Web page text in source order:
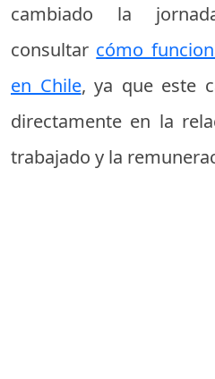
cambiado la
consultar cómo
en Chile, ya que este
directamente en la
trabajado y la